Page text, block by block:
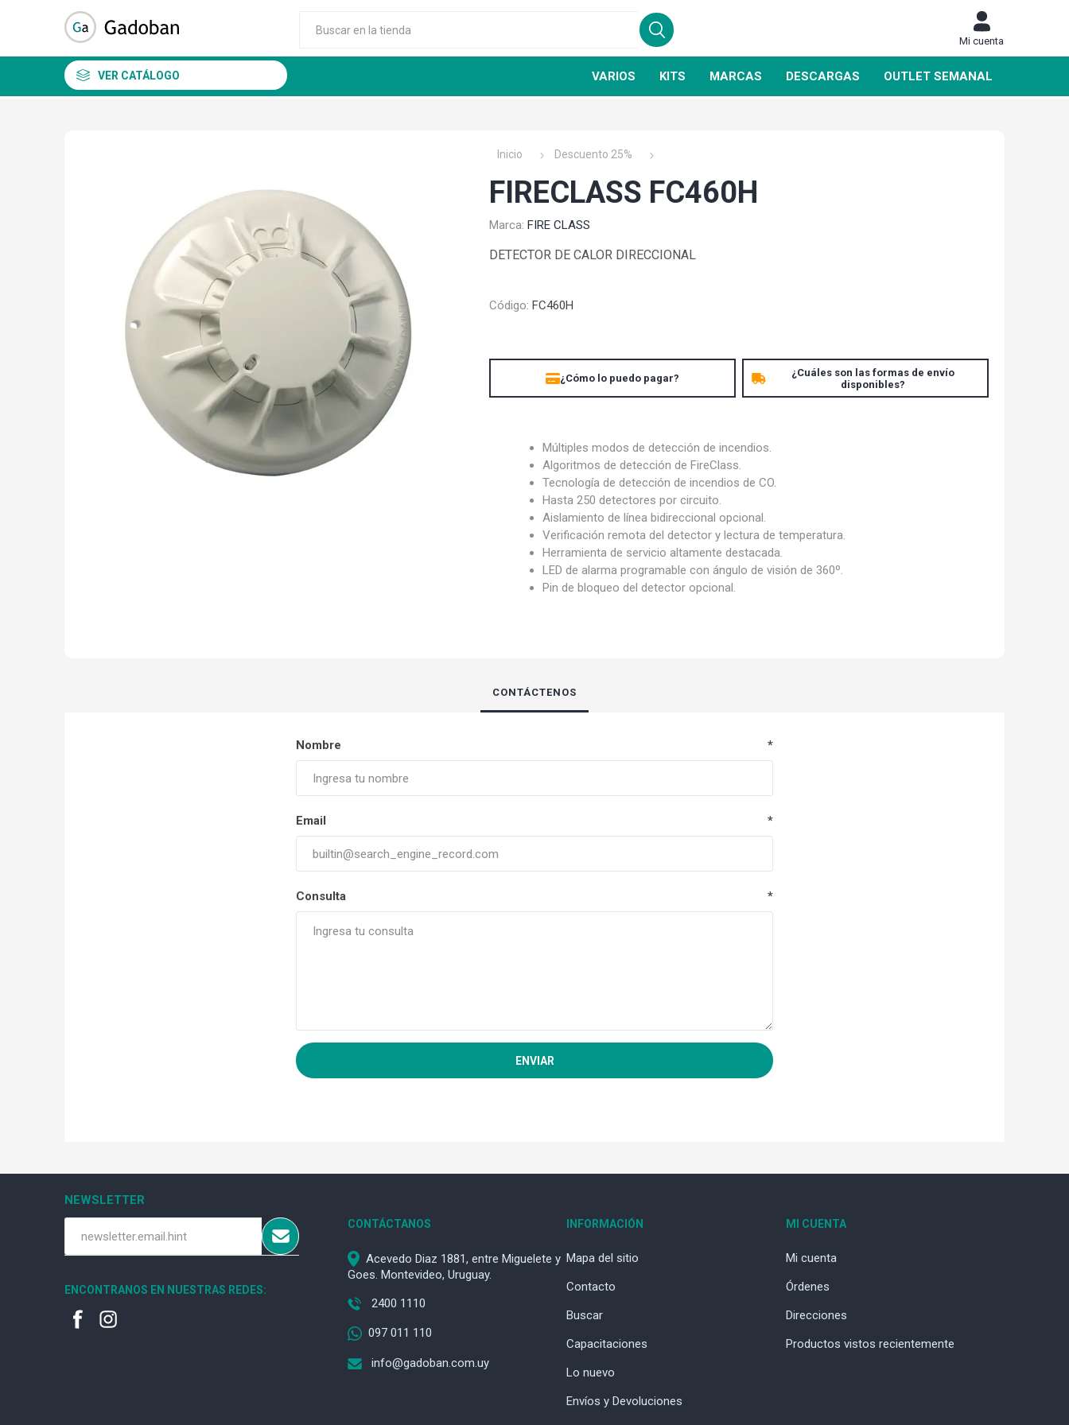
Mi cuenta
VER CATÁLOGO VARIOS KITS MARCAS
ALEAN
SIMPLEX DX CONTROL ZK TEKO
DESCARGAS OUTLET SEMANAL
Inicio Descuento 25%
FIRECLASS FC460H
Marca: FIRE CLASS
DETECTOR DE CALOR DIRECCIONAL
Código: FC460H
¿Cómo lo puedo pagar?
¿Cuáles son las formas de envío
disponibles?
Múltiples modos de detección de incendios.
Algoritmos de detección de FireClass.
Tecnología de detección de incendios de CO.
Hasta 250 detectores por circuito.
Aislamiento de línea bidireccional opcional.
Verificación remota del detector y lectura de temperatura.
Herramienta de servicio altamente destacada.
LED de alarma programable con ángulo de visión de 360º.
Pin de bloqueo del detector opcional.
CONTÁCTENOS
Nombre *
Email *
Consulta *
NEWSLETTER
ENCONTRANOS EN NUESTRAS REDES:
CONTÁCTANOS
Acevedo Diaz 1881, entre Miguelete y
Goes. Montevideo, Uruguay.
2400 1110
097 011 110
info@gadoban.com.uy
INFORMACIÓN
Mapa del sitio
Contacto
Buscar
Capacitaciones
Lo nuevo
Envíos y Devoluciones
MI CUENTA
Mi cuenta
Órdenes
Direcciones
Productos vistos recientemente